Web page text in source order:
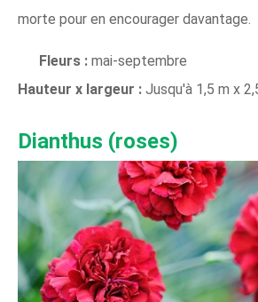
morte pour en encourager davantage.
Fleurs : mai-septembre
Hauteur x largeur : Jusqu'à 1,5 m x
Dianthus (roses)